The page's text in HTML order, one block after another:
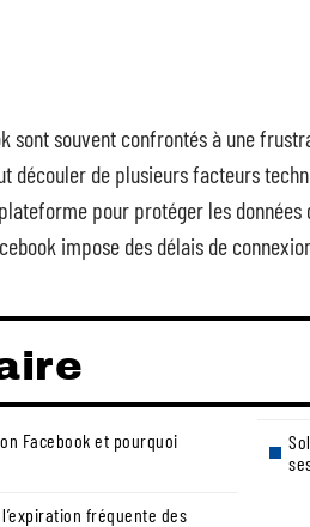
sont souvent confrontés à une
découler de plusieurs facteurs
pour protéger les
impose des délais de
Facebook et pourquoi
fréquente des